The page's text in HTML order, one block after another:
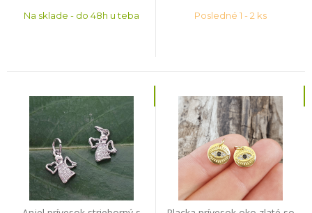
Na sklade - do 48h u teba Posledné 1 - 2 ks